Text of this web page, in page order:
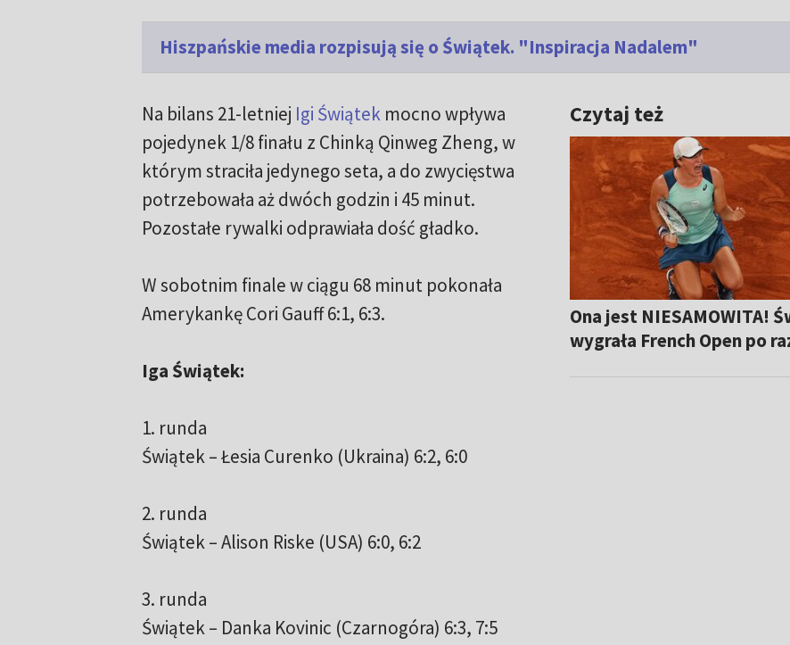
Hiszpańskie media rozpisują się o Świątek. "Inspiracja Nadalem"
Czytaj też
Ona jest NIESAMOWITA!
wygrała French Open po
Na bilans 21-letniej Igi Świątek mocno wpływa
pojedynek 1/8 finału z Chinką Qinweg Zheng, w
którym straciła jedynego seta, a do zwycięstwa
potrzebowała aż dwóch godzin i 45 minut.
Pozostałe rywalki odprawiała dość gładko.
W sobotnim finale w ciągu 68 minut pokonała
Amerykankę Cori Gauff 6:1, 6:3.
Iga Świątek:
1. runda
Świątek – Łesia Curenko (Ukraina) 6:2, 6:0
2. runda
Świątek – Alison Riske (USA) 6:0, 6:2
3. runda
Świątek – Danka Kovinic (Czarnogóra) 6:3, 7:5